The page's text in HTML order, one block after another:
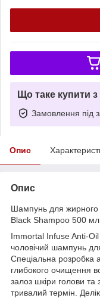
Що таке купити
Замовлення під
Опис
Опис
Шампунь для жирного
Black Shampoo 500
Immortal Infuse Anti-
чоловічий шампунь
Спеціальна розробка
глибокого очищення
залоз шкіри голови та
тривалий термін.